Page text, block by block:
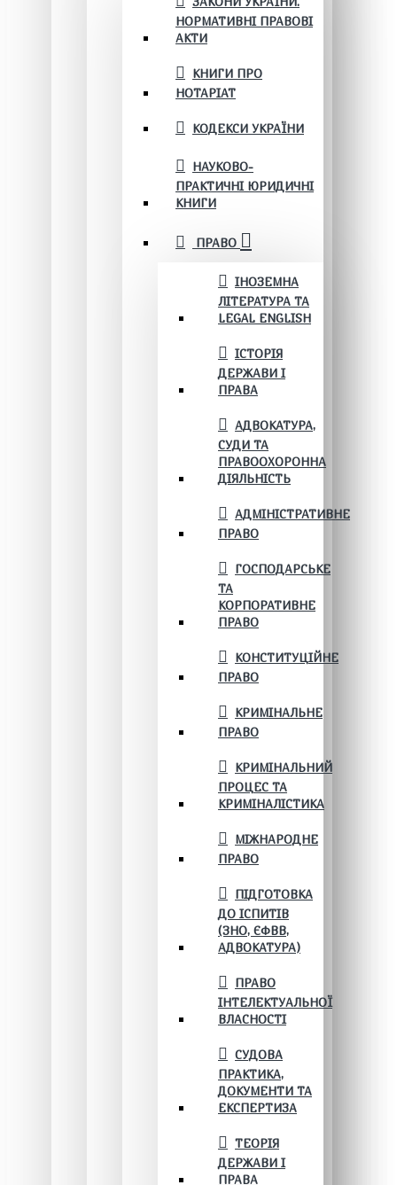
НОРМАТИВНІ ПРАВОВІ
АКТИ
КНИГИ ПРО
НОТАРІАТ
КОДЕКСИ УКРАЇНИ
НАУКОВО-
ПРАКТИЧНІ ЮРИДИЧНІ
КНИГИ
ПРАВО
ІНОЗЕМНА
ЛІТЕРАТУРА ТА
LEGAL ENGLISH
ІСТОРІЯ
ДЕРЖАВИ І
ПРАВА
АДВОКАТУРА,
СУДИ ТА
ПРАВООХОРОННА
ДІЯЛЬНІСТЬ
АДМІНІСТРАТИВНЕ
ПРАВО
ГОСПОДАРСЬКЕ
ТА
КОРПОРАТИВНЕ
ПРАВО
КОНСТИТУЦІЙНЕ
ПРАВО
КРИМІНАЛЬНЕ
ПРАВО
КРИМІНАЛЬНИЙ
ПРОЦЕС ТА
КРИМІНАЛІСТИКА
МІЖНАРОДНЕ
ПРАВО
ПІДГОТОВКА
ДО ІСПИТІВ
(ЗНО, ЄФВВ,
АДВОКАТУРА)
ПРАВО
ІНТЕЛЕКТУАЛЬНОЇ
ВЛАСНОСТІ
СУДОВА
ПРАКТИКА,
ДОКУМЕНТИ ТА
ЕКСПЕРТИЗА
ТЕОРІЯ
ДЕРЖАВИ І
ПРАВА